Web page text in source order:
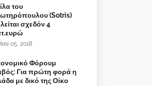
του
(Sotris)
σχεδόν 4
05, 2018
Φόρουμ
Για πρώτη φορά η
με δικό της Οίκο